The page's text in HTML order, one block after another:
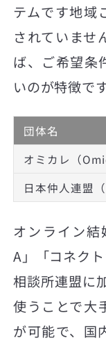
テムです地域
されていませ
ば、ご希望条
いのが特徴です
団体名
オミカレ（
日本仲人連盟（
オンライン
A」「コネク
相談所連盟に
使うことで大
が可能で、国